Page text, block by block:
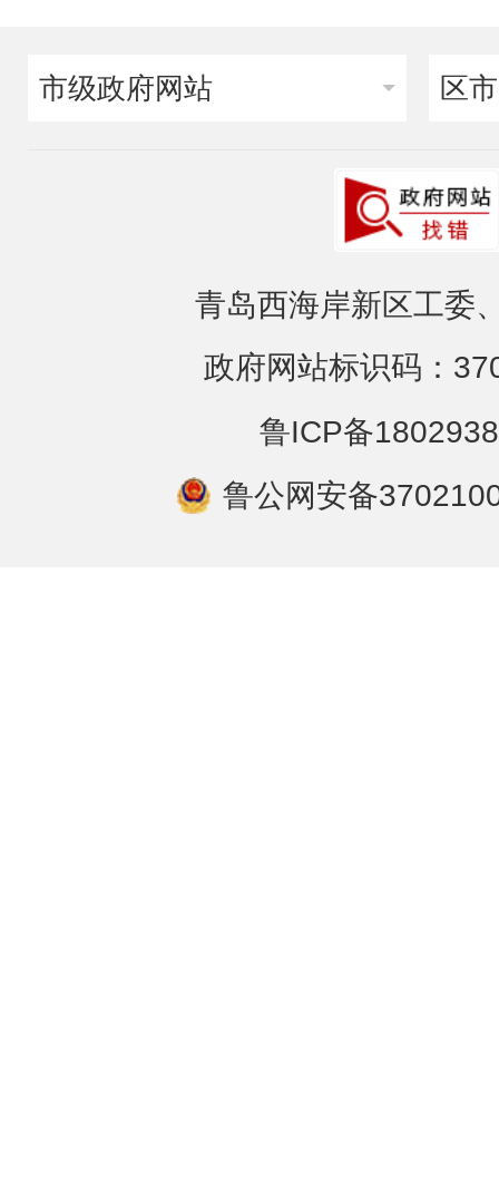
市级政府网站 区
青岛西海岸新区工委
政府网站标识码：
鲁ICP备
鲁公网安备